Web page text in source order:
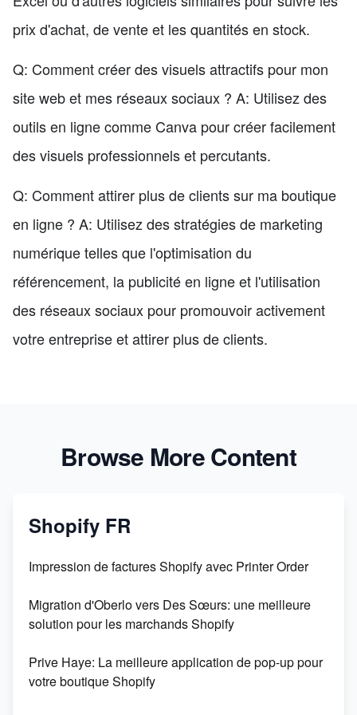
prix d'achat, de vente et les quantités en stock.
Q: Comment créer des visuels attractifs pour mon
site web et mes réseaux sociaux ? A: Utilisez des
outils en ligne comme Canva pour créer facilement
des visuels professionnels et percutants.
Q: Comment attirer plus de clients sur ma boutique
en ligne ? A: Utilisez des stratégies de marketing
numérique telles que l'optimisation du
référencement, la publicité en ligne et l'utilisation
des réseaux sociaux pour promouvoir activement
votre entreprise et attirer plus de clients.
Browse More Content
Shopify FR
Impression de factures Shopify avec Printer Order
Migration d'Oberlo vers Des Sœurs: une meilleure
solution pour les marchands Shopify
Prive Haye: La meilleure application de pop-up pour
votre boutique Shopify